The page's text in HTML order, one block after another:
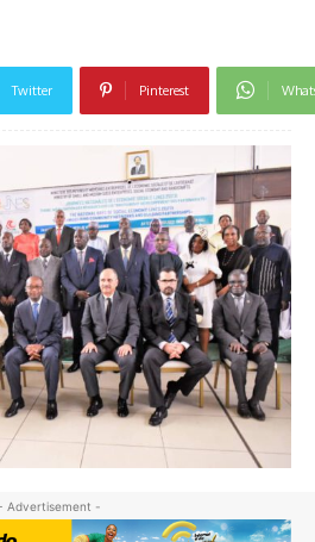
Twitter Pinterest
Advertisement -